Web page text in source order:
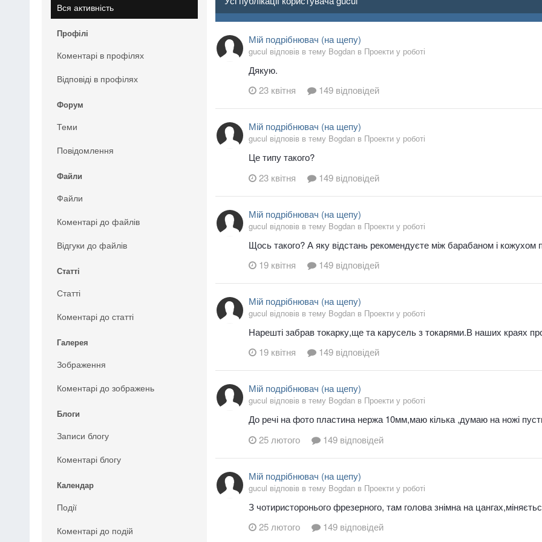
Вся активність
Профілі
Коментарі в профілях
Відповіді в профілях
Форум
Теми
Повідомлення
Файли
Файли
Коментарі до файлів
Відгуки до файлів
Статті
Статті
Коментарі до статті
Галерея
Зображення
Коментарі до зображень
Блоги
Записи блогу
Коментарі блогу
Календар
Події
Коментарі до подій
Мій подрібнювач (на щепу)
gucul відповів в тему Bogdan в Проекти у роботі
Дякую.
23 квітня
149 відповідей
Мій подрібнювач (на щепу)
gucul відповів в тему Bogdan в Проекти у роботі
Це типу такого?
23 квітня
149 відповідей
Мій подрібнювач (на щепу)
gucul відповів в тему Bogdan в Проекти у роботі
Щось такого? А яку відстань рекомендуєте між барабаном і кожухом
19 квітня
149 відповідей
Мій подрібнювач (на щепу)
gucul відповів в тему Bogdan в Проекти у роботі
Нарешті забрав токарку,ще та карусель з токарями.В наших краях
19 квітня
149 відповідей
Мій подрібнювач (на щепу)
gucul відповів в тему Bogdan в Проекти у роботі
До речі на фото пластина нержа 10мм,маю кілька ,думаю на ножі
25 лютого
149 відповідей
Мій подрібнювач (на щепу)
gucul відповів в тему Bogdan в Проекти у роботі
З чотиристоронього фрезерного, там голова знімна на
25 лютого
149 відповідей